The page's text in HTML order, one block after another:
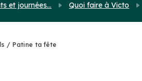
et journées... Quoi faire à Victo
/ Patine ta fête